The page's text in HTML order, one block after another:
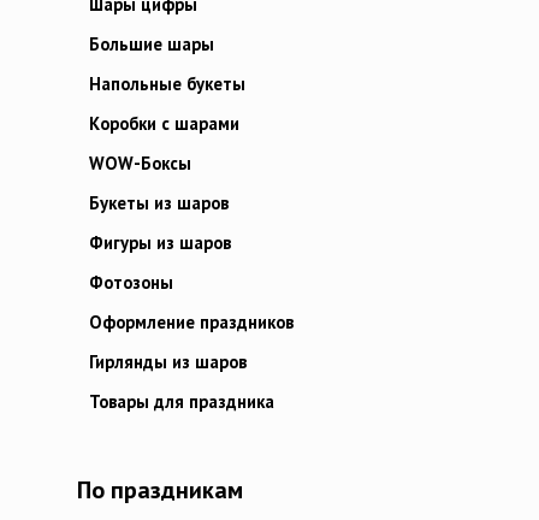
Большие шары
Напольные букеты
Коробки с шарами
WOW-Боксы
Букеты из шаров
Фигуры из шаров
Фотозоны
Оформление праздников
Гирлянды из шаров
Товары для праздника
По праздникам